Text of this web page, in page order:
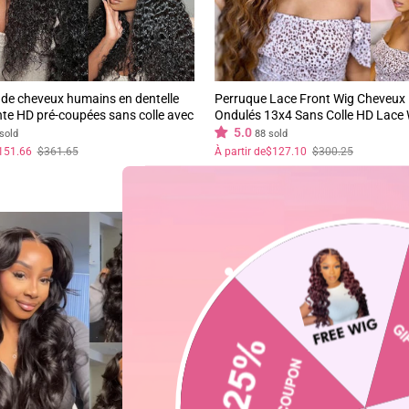
cheveux humains en dentelle
HD pré-coupées sans colle avec
Air Wig-Geeta Hair
$361.65
Perruque Lace Front Wig
Ondulés 13x4 Sans Colle HD Lace
Plumés Ombre Highlight
5.0 88 sold
Prix
régulier
$300.25
Prix
réduit
À partir de$127.10